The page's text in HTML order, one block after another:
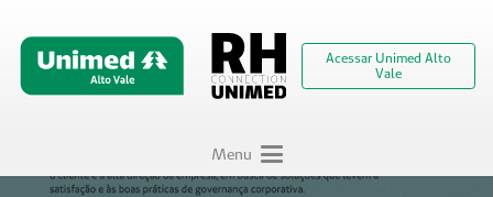
Acessar Unimed Alto
Vale
Menu